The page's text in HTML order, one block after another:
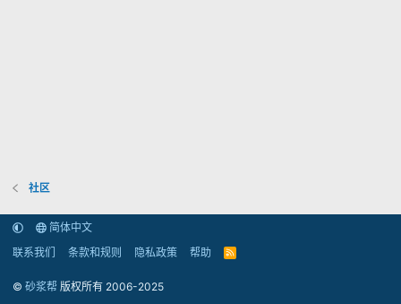
社区
简体中文
联系我们
条款和规则 隐私政策 帮助
R
© 砂浆帮 版权所有 2006-2025